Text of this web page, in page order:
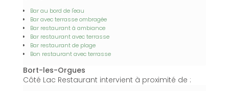
Bar au bord de l'eau
Bar avec terrasse ombragée
Bar restaurant à ambiance
Bar restaurant avec terrasse
Bar restaurant de plage
Bon restaurant avec terrasse
Bort-les-Orgues
Côté Lac Restaurant intervient à proximité de :